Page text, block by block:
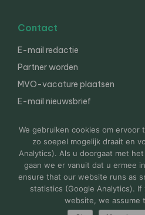
Contact
E-mail redactie
Partner worden
MVO-vacature plaatsen
E-mail nieuwsbrief
© 2000-2026 Van der Molen EIS
Privacy
We gebruiken cookies om
zo soepel mogelijk draait en
Analytics). Als u doorgaat met
gaan we er vanuit dat u ermee
ensure that our website runs as
statistics (Google Analytics).
website, we assume